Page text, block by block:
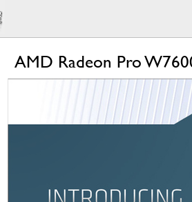
AMD Radeon Pro